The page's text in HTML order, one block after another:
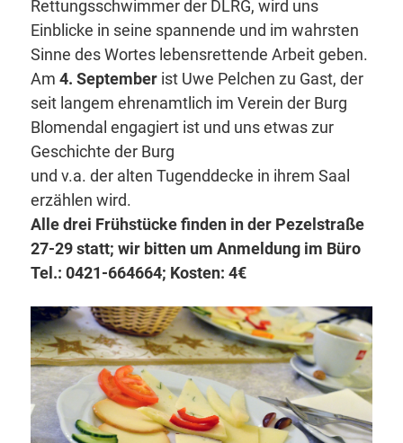
Rettungsschwimmer der DLRG, wird uns
Einblicke in seine spannende und im wahrsten
Sinne des Wortes lebensrettende Arbeit geben.
Am 4. Septemberist Uwe Pelchen zu Gast, der
seit langem ehrenamtlich im Verein der Burg
Blomendal engagiert ist und uns etwas zur
Geschichte der Burg
und v.a. der alten Tugenddecke in ihrem Saal
erzählen wird.
Alle drei Frühstücke finden in der Pezelstraße
27-29 statt; wir bitten um Anmeldung im Büro
Tel.: 0421-664664; Kosten: 4€